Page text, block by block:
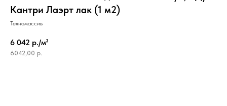
Кантри Лаэрт лак (1 м2)
Техномассив
6 042 р./м²
6042,00 р.